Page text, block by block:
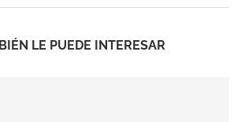
LE PUEDE INTERESAR